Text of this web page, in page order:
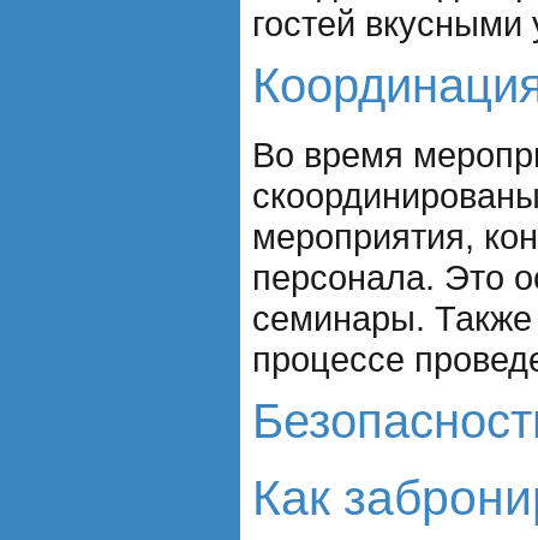
гостей
Во время
мероприятия,
персонала. Это
семинары. Также
процессе
Как